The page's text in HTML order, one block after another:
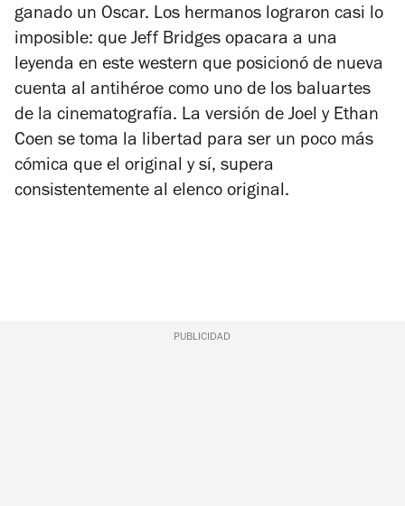
ganado un Oscar. Los hermanos lograron casi lo
imposible: que Jeff Bridges opacara a una
leyenda en este western que posicionó de nueva
cuenta al antihéroe como uno de los baluartes
de la cinematografía. La versión de Joel y Ethan
Coen se toma la libertad para ser un poco más
cómica que el original y sí, supera
consistentemente al elenco original.
PUBLICIDAD